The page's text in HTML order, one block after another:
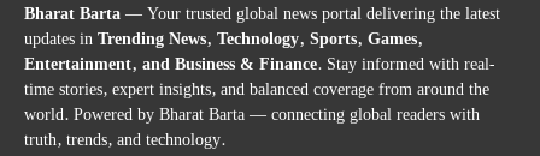
Bharat Barta— Your trusted global news portal delivering the latest
updates inTrending News, Technology, Sports, Games,
Entertainment, and Business & Finance. Stay informed with real-
time stories, expert insights, and balanced coverage from around the
world. Powered by Bharat Barta — connecting global readers with
truth, trends, and technology.